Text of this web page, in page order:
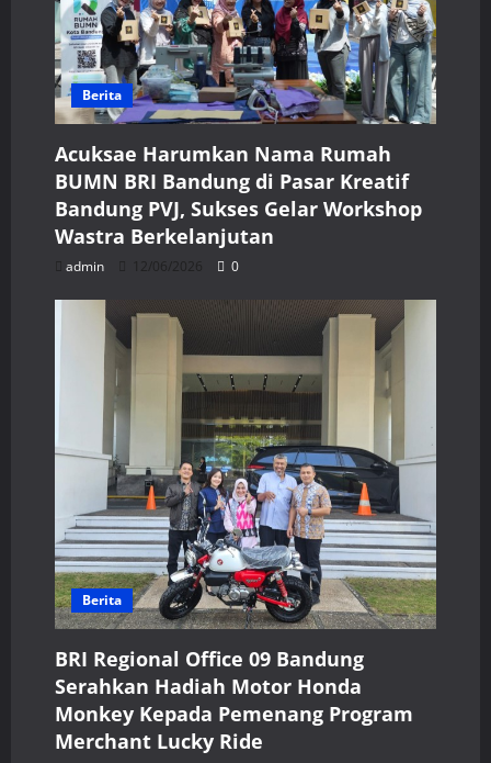
Berita
Acuksae Harumkan Nama Rumah
BUMN BRI Bandung di Pasar Kreatif
Bandung PVJ, Sukses Gelar Workshop
Wastra Berkelanjutan
admin 12/06/2026 0
Berita
BRI Regional Office 09 Bandung
Serahkan Hadiah Motor Honda
Monkey Kepada Pemenang Program
Merchant Lucky Ride